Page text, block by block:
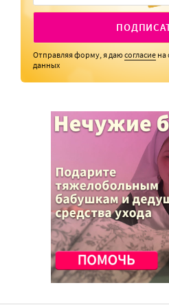
Отправляя форму, я даюсогласие на
данных